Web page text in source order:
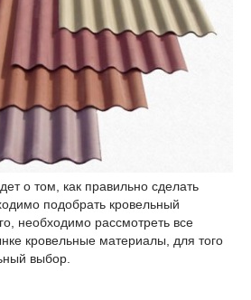
о том, как правильно сделать
подобрать кровельный
необходимо рассмотреть все
кровельные материалы, для того
выбор.